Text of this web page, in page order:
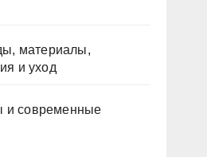
материалы,
и уход
и современные